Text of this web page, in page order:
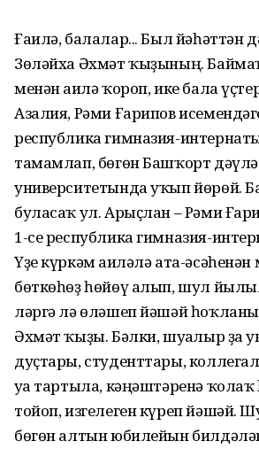
Ғаилә, балалар... Был йәһәт­тән
Зөләйха Әхмәт ҡыҙының.
менән ғаилә ҡороп, ике бала
Азалия, Рәми Ғарипов
республика гимназия-
тамамлап, бөгөн Баш­ҡорт
университетында уҡып йөрөй.
буласаҡ ул. Арыҫлан – Рәми
1-се республика гимназия-
Үҙе күркәм ғаиләлә ата-
бөткөһөҙ һө­йөү алып, шул
ләргә лә өләшеп йәшәй
Әхмәт ҡыҙы. Бәлки, шуғалыр ҙа
дуҫтары, студенттары,
уға тартыла, кәңәштәренә
тойоп, изгелеген күреп
бөгөн алтын юбилейын